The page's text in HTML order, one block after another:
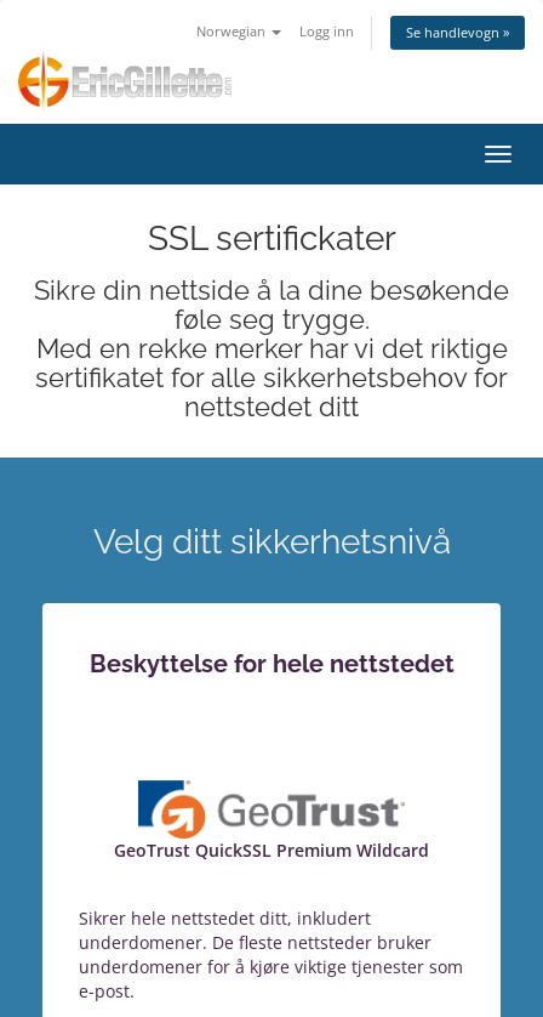
Norwegian Logg inn Se handlevogn »
Bytt
SSL sertifickater
Sikre din nettside å la dine besøkende
føle seg trygge.
Med en rekke merker har vi det riktige
sertifikatet for alle sikkerhetsbehov for
nettstedet ditt
Velg ditt sikkerhetsnivå
Beskyttelse for hele nettstedet
GeoTrust QuickSSL Premium Wildcard
Sikrer hele nettstedet ditt, inkludert
underdomener. De fleste nettsteder bruker
underdomener for å kjøre viktige tjenester som
e-post.